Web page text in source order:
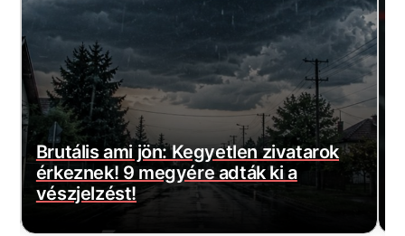
ami jön: Kegyetlen zivatarok
9 megyére adták ki a
Magyar